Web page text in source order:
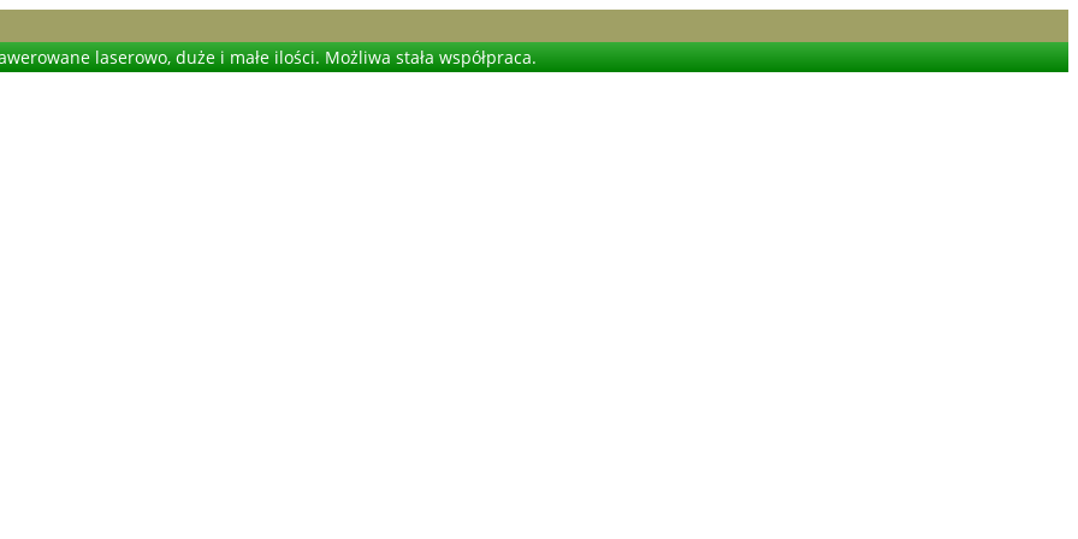
laserowo, duże i małe ilości. Możliwa stała współpraca.